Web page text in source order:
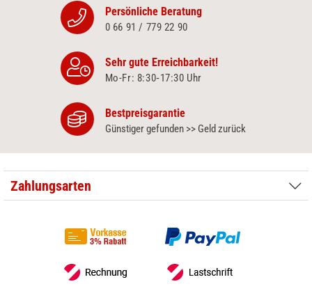
Persönliche Beratung
0 66 91 / 779 22 90
Sehr gute Erreichbarkeit!
Mo-Fr: 8:30‑17:30 Uhr
Bestpreisgarantie
Günstiger gefunden >> Geld zurück
Zahlungsarten